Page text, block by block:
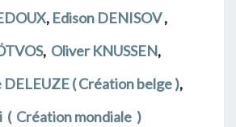
, Edison DENISOV,
, Oliver KNUSSEN,
DELEUZE( Création belge ),
( Création mondiale )